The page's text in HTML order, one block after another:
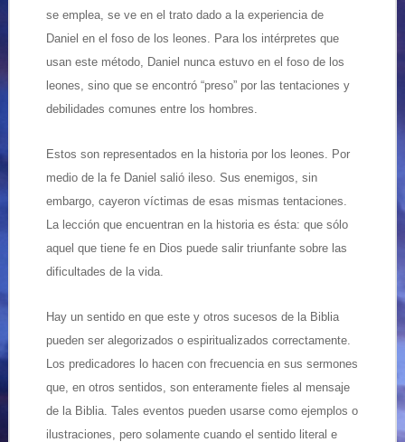
se emplea, se ve en el trato dado a la experiencia de
Daniel en el foso de los leones. Para los intérpretes que
usan este método, Daniel nunca estuvo en el foso de los
leones, sino que se encontró “preso” por las tentaciones y
debilidades comunes entre los hombres.
Estos son representados en la historia por los leones. Por
medio de la fe Daniel salió ileso. Sus enemigos, sin
embargo, cayeron víctimas de esas mismas tentaciones.
La lección que encuentran en la historia es ésta: que sólo
aquel que tiene fe en Dios puede salir triunfante sobre las
dificultades de la vida.
Hay un sentido en que este y otros sucesos de la Biblia
pueden ser alegorizados o espiritualizados correctamente.
Los predicadores lo hacen con frecuencia en sus sermones
que, en otros sentidos, son enteramente fieles al mensaje
de la Biblia. Tales eventos pueden usarse como ejemplos o
ilustraciones, pero solamente cuando el sentido literal e